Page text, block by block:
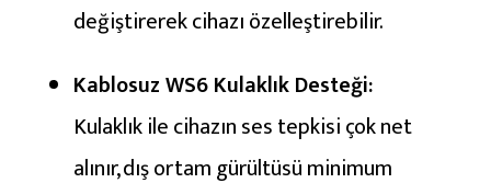
değiştirerek cihazı özelleştirebilir.
Kablosuz WS6 Kulaklık Desteği:
Kulaklık ile cihazın ses tepkisi çok net
alınır, dış ortam gürültüsü minimum